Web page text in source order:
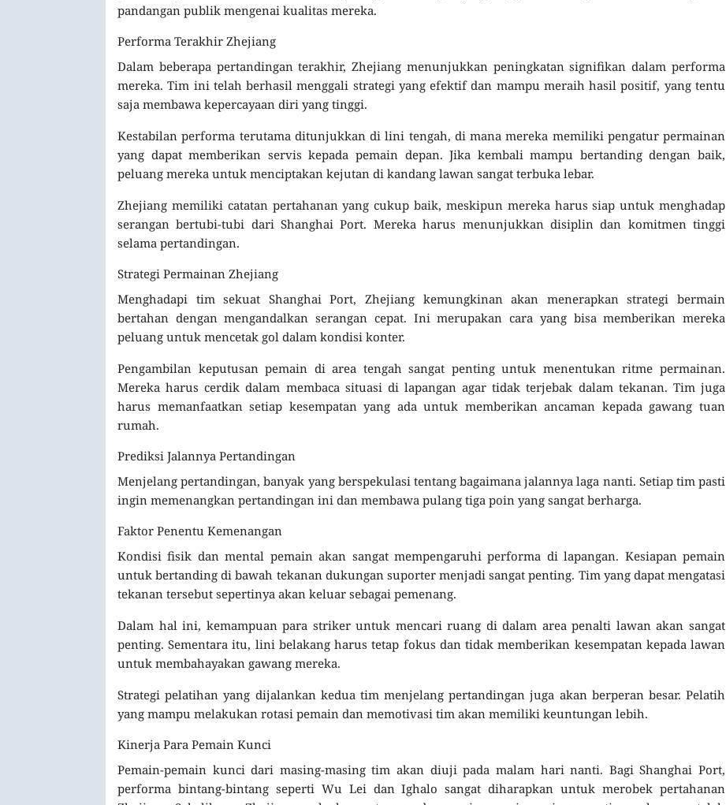
pandangan publik mengenai kualitas mereka.
Performa Terakhir Zhejiang
Dalam beberapa pertandingan terakhir, Zhejiang menunjukkan peningkatan signifikan dalam performa
mereka. Tim ini telah berhasil menggali strategi yang efektif dan mampu meraih hasil positif, yang tentu
saja membawa kepercayaan diri yang tinggi.
Kestabilan performa terutama ditunjukkan di lini tengah, di mana mereka memiliki pengatur permainan
yang dapat memberikan servis kepada pemain depan. Jika kembali mampu bertanding dengan baik,
peluang mereka untuk menciptakan kejutan di kandang lawan sangat terbuka lebar.
Zhejiang memiliki catatan pertahanan yang cukup baik, meskipun mereka harus siap untuk menghadap
serangan bertubi-tubi dari Shanghai Port. Mereka harus menunjukkan disiplin dan komitmen tinggi
selama pertandingan.
Strategi Permainan Zhejiang
Menghadapi tim sekuat Shanghai Port, Zhejiang kemungkinan akan menerapkan strategi bermain
bertahan dengan mengandalkan serangan cepat. Ini merupakan cara yang bisa memberikan mereka
peluang untuk mencetak gol dalam kondisi konter.
Pengambilan keputusan pemain di area tengah sangat penting untuk menentukan ritme permainan.
Mereka harus cerdik dalam membaca situasi di lapangan agar tidak terjebak dalam tekanan. Tim juga
harus memanfaatkan setiap kesempatan yang ada untuk memberikan ancaman kepada gawang tuan
rumah.
Prediksi Jalannya Pertandingan
Menjelang pertandingan, banyak yang berspekulasi tentang bagaimana jalannya laga nanti. Setiap tim pasti
ingin memenangkan pertandingan ini dan membawa pulang tiga poin yang sangat berharga.
Faktor Penentu Kemenangan
Kondisi fisik dan mental pemain akan sangat mempengaruhi performa di lapangan. Kesiapan pemain
untuk bertanding di bawah tekanan dukungan suporter menjadi sangat penting. Tim yang dapat mengatasi
tekanan tersebut sepertinya akan keluar sebagai pemenang.
Dalam hal ini, kemampuan para striker untuk mencari ruang di dalam area penalti lawan akan sangat
penting. Sementara itu, lini belakang harus tetap fokus dan tidak memberikan kesempatan kepada lawan
untuk membahayakan gawang mereka.
Strategi pelatihan yang dijalankan kedua tim menjelang pertandingan juga akan berperan besar. Pelatih
yang mampu melakukan rotasi pemain dan memotivasi tim akan memiliki keuntungan lebih.
Kinerja Para Pemain Kunci
Pemain-pemain kunci dari masing-masing tim akan diuji pada malam hari nanti. Bagi Shanghai Port,
performa bintang-bintang seperti Wu Lei dan Ighalo sangat diharapkan untuk merobek pertahanan